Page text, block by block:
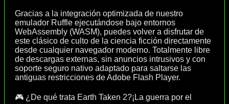
Gracias a la integración optimizada de nuestro
emulador Ruffle ejecutándose bajo entornos
WebAssembly (WASM), puedes volver a disfrutar de
este clásico de culto de la ciencia ficción directamente
desde cualquier navegador moderno. Totalmente libre
de descargas externas, sin anuncios intrusivos y con
soporte seguro nativo adaptado para saltarse las
antiguas restricciones de Adobe Flash Player.
🎮 ¿De qué trata Earth Taken 2?¡La guerra por el